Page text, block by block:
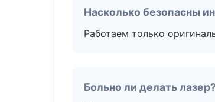
Насколько безопасны
Работаем только
Больно ли делать лазер?